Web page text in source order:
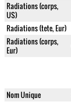
Radiations (corps,
US)
Radiations (tete, Eur)
Radiations (corps,
Eur)
Nom Unique